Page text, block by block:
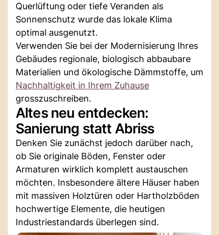
Querlüftung oder tiefe Veranden als
Sonnenschutz wurde das lokale Klima
optimal ausgenutzt.
Verwenden Sie bei der Modernisierung Ihres
Gebäudes regionale, biologisch abbaubare
Materialien und ökologische Dämmstoffe, um
Nachhaltigkeit in Ihrem Zuhause
grosszuschreiben.
Altes neu entdecken:
Sanierung statt Abriss
Denken Sie zunächst jedoch darüber nach,
ob Sie originale Böden, Fenster oder
Armaturen wirklich komplett austauschen
möchten. Insbesondere ältere Häuser haben
mit massiven Holztüren oder Hartholzböden
hochwertige Elemente, die heutigen
Industriestandards überlegen sind.